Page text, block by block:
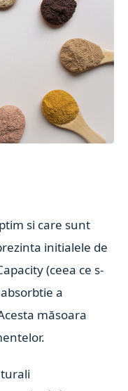
si care sunt
initialele de
(ceea ce s-
a
măsoara